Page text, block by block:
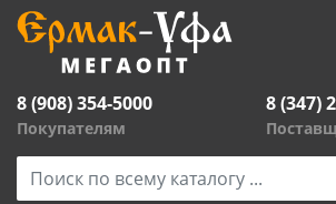
8 (908) 354-5000
Покупателям
8 (347)